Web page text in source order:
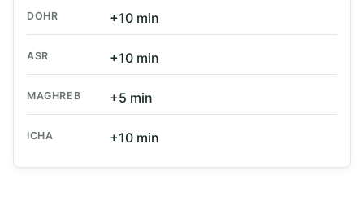
DOHR +10 min
ASR +10 min
MAGHREB +5 min
ICHA +10 min